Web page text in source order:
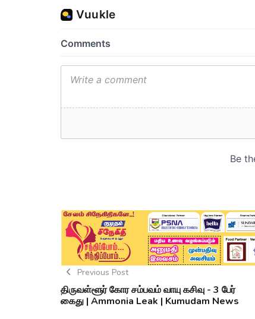
Previous Post
திருவள்ளூர் கோர சம்பவம் வாயு கசிவு - 3 பேர்
கைது | Ammonia Leak | Kumudam News